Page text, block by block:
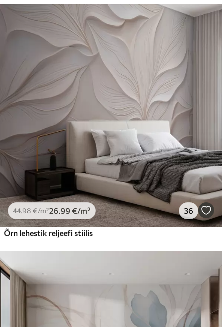
Standard
.99€/m²
Premium
.67
Premium vinüül
65 .0039.00€ /m²
Peel and Stick
81 .6749.00€
44.98€/m²26 .99 €/m² 36
Õrn lehestik reljeefi stiilis